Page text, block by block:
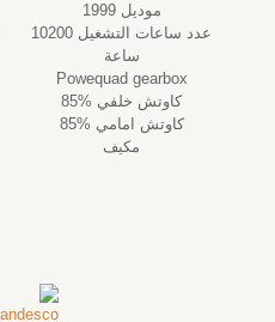
موديل 1999
عدد ساعات التشغيل 10200
ساعة
Powequad gearbox
كاوتش خلفي %85
كاوتش امامي %85
مكيف